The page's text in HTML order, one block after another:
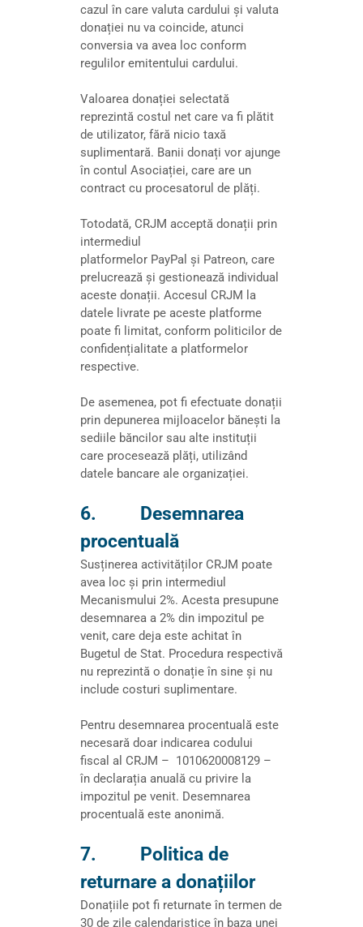
cazul în care valuta cardului și valuta
donației nu va coincide, atunci
conversia va avea loc conform
regulilor emitentului cardului.
Valoarea donației selectată
reprezintă costul net care va fi plătit
de utilizator, fără nicio taxă
suplimentară. Banii donați vor ajunge
în contul Asociației, care are un
contract cu procesatorul de plăți.
Totodată, CRJM acceptă donații prin
intermediul
platformelor PayPal și Patreon, care
prelucrează și gestionează individual
aceste donații. Accesul CRJM la
datele livrate pe aceste platforme
poate fi limitat, conform politicilor de
confidențialitate a platformelor
respective.
De asemenea, pot fi efectuate donații
prin depunerea mijloacelor bănești la
sediile băncilor sau alte instituții
care procesează plăți, utilizând
datele bancare ale organizației.
6. Desemnarea
procentuală
Susținerea activităților CRJM poate
avea loc și prin intermediul
Mecanismului 2%. Acesta presupune
desemnarea a 2% din impozitul pe
venit, care deja este achitat în
Bugetul de Stat. Procedura respectivă
nu reprezintă o donație în sine și nu
include costuri suplimentare.
Pentru desemnarea procentuală este
necesară doar indicarea codului
fiscal al CRJM – 1010620008129 –
în declarația anuală cu privire la
impozitul pe venit. Desemnarea
procentuală este anonimă.
7. Politica de
returnare a donațiilor
Donațiile pot fi returnate în termen de
30 de zile calendaristice în baza unei